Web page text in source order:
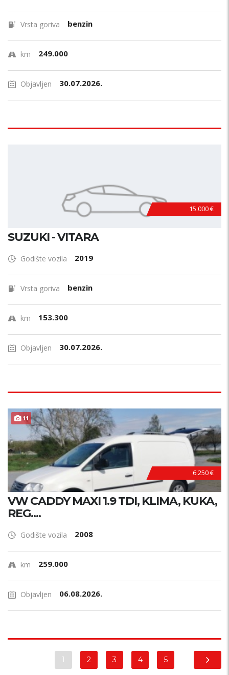
Vrsta goriva benzin
km 249.000
Objavljen 30.07.2026.
15.000 €
SUZUKI - VITARA
Godište vozila 2019
Vrsta goriva benzin
km 153.300
Objavljen 30.07.2026.
11
6.250 €
VW CADDY MAXI 1.9 TDI, KLIMA, KUKA,
REG....
Godište vozila 2008
km 259.000
Objavljen 06.08.2026.
1 2 3 4 5